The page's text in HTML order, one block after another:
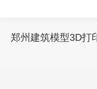
郑州建筑模型3D打